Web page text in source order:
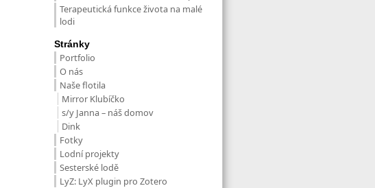
Terapeutická funkce života na malé
lodi
Stránky
Portfolio
O nás
Naše flotila
Mirror Klubíčko
s/y Janna – náš domov
Dink
Fotky
Lodní projekty
Sesterské lodě
LyZ: LyX plugin pro Zotero